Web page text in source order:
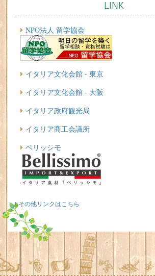
LINK
NPO法人 留学協会
イタリア文化会館 - 東京
イタリア文化会館 - 大阪
イタリア政府観光局
イタリア商工会議所
ベリッシモ
その他リンクはこちら